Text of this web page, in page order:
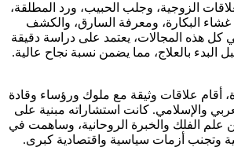
الزوجية، وجلب الحبيب، ورد المطلقة،
غشاء البكارة، ومعرفة السارق، والكشف
كل هذه المجالات، يعتمد على دراسة دقيقة
البدء بالعلاج، مما يضمن نسبة نجاح عالية.
أقام علاقات وثيقة مع ملوك ورؤساء وقادة
والإسلامي. كانت استشاراته مبنية على
علم الفلك والخبرة الروحانية، وساهمت في
وتجنب أزمات سياسية واقتصادية كبرى.